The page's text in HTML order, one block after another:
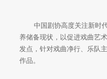
中国剧协高度关注新时
养储备现状，以促进戏曲艺
发点，针对戏曲净行、乐队
作品。